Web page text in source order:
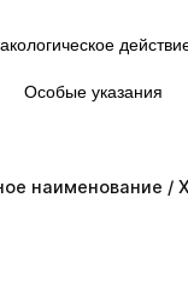
Особые указания
наименование /